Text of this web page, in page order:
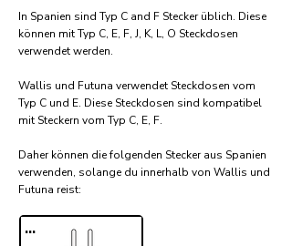
In Spanien sind Typ C and F Stecker üblich. Diese
können mit Typ C, E, F, J, K, L, O Steckdosen
verwendet werden.
Wallis und Futuna verwendet Steckdosen vom
Typ C und E. Diese Steckdosen sind kompatibel
mit Steckern vom Typ C, E, F.
Daher können die folgenden Stecker aus Spanien
verwenden, solange du innerhalb von Wallis und
Futuna reist:​
...